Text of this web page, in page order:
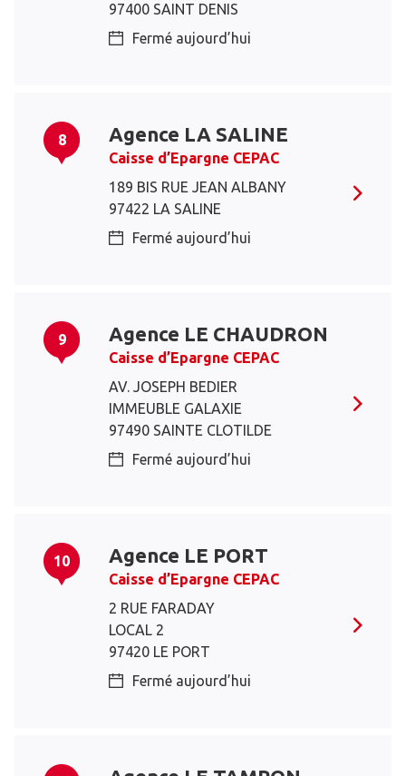
97400 SAINT DENIS
Fermé aujourd’hui
8 Agence LA SALINE
Caisse d’Epargne CEPAC
189 BIS RUE JEAN ALBANY
97422 LA SALINE
Fermé aujourd’hui
9 Agence LE CHAUDRON
Caisse d’Epargne CEPAC
AV. JOSEPH BEDIER
IMMEUBLE GALAXIE
97490 SAINTE CLOTILDE
Fermé aujourd’hui
10 Agence LE PORT
Caisse d’Epargne CEPAC
2 RUE FARADAY
LOCAL 2
97420 LE PORT
Fermé aujourd’hui